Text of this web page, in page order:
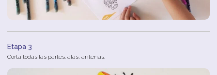
Etapa 3
Corta todas las partes: alas, antenas.